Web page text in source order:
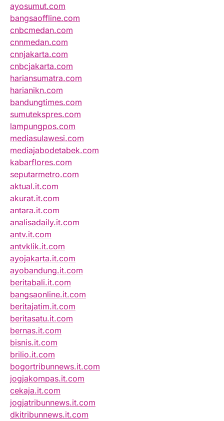
ayosumut.com
bangsaoffline.com
cnbcmedan.com
cnnmedan.com
cnnjakarta.com
cnbcjakarta.com
hariansumatra.com
harianikn.com
bandungtimes.com
sumutekspres.com
lampungpos.com
mediasulawesi.com
mediajabodetabek.com
kabarflores.com
seputarmetro.com
aktual.it.com
akurat.it.com
antara.it.com
analisadaily.it.com
antv.it.com
antvklik.it.com
ayojakarta.it.com
ayobandung.it.com
beritabali.it.com
bangsaonline.it.com
beritajatim.it.com
beritasatu.it.com
bernas.it.com
bisnis.it.com
brilio.it.com
bogortribunnews.it.com
jogjakompas.it.com
cekaja.it.com
jogjatribunnews.it.com
dkitribunnews.it.com